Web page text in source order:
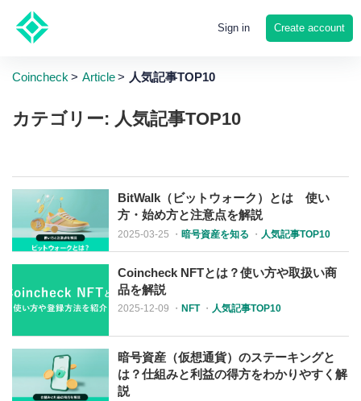
Sign in Create account
Coincheck Article 人気記事TOP10
カテゴリー: 人気記事TOP10
BitWalk（ビットウォーク）とは 使い
方・始め方と注意点を解説
2025-03-25 ・暗号資産を知る ・ 人気記事TOP10
Coincheck NFTとは？使い方や取扱い商
品を解説
2025-12-09 ・ NFT・ 人気記事TOP10
暗号資産（仮想通貨）のステーキングと
は？仕組みと利益の得方をわかりやすく解
説